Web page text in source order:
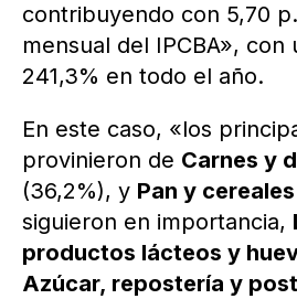
contribuyendo con 5,70
mensual del IPCBA», con
241,3% en todo el año.
En este caso, «los
provinieron de Carnes y
(36,2%), y Pan y cereales
siguieron en importancia,
productos lácteos y
Azúcar, repostería y